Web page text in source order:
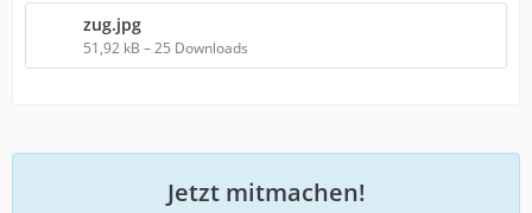
zug.jpg
51,92 kB – 25 Downloads
Jetzt mitmachen!